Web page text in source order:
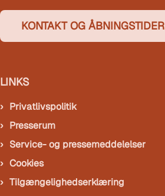
KONTAKT OG ÅBNINGSTIDER
LINKS
Privatlivspolitik
Presserum
Service- og pressemeddelelser
Cookies
Tilgængelighedserklæring